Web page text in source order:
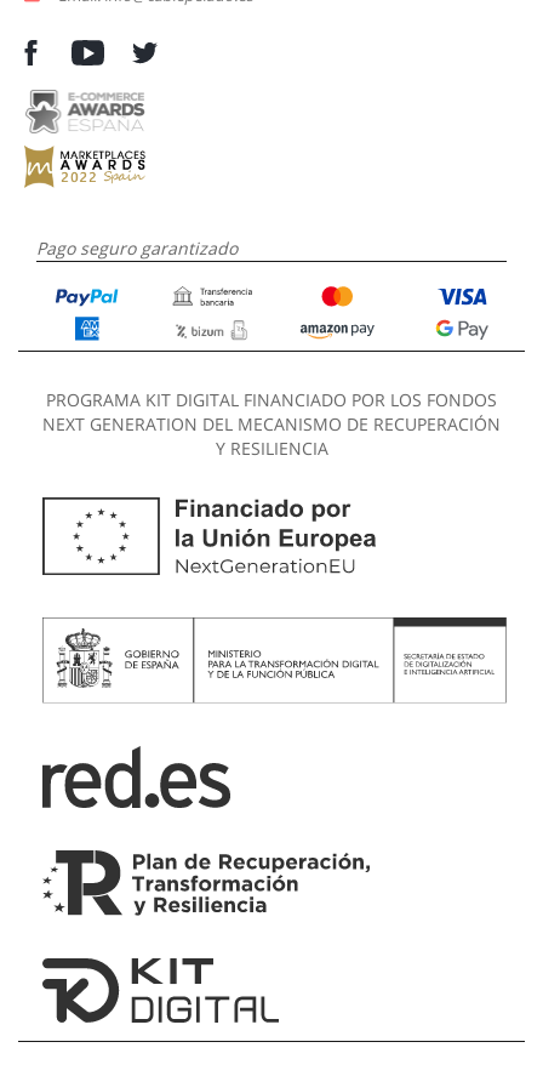
Pago seguro garantizado
PROGRAMA KIT DIGITAL FINANCIADO POR LOS FONDOS
NEXT GENERATION DEL MECANISMO DE RECUPERACIÓN
Y RESILIENCIA